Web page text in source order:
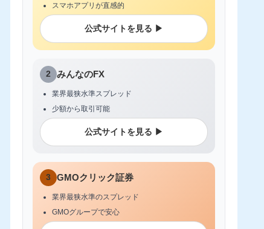
スマホアプリが直感的
公式サイトを見る ▶
2 みんなのFX
業界最狭水準スプレッド
少額から取引可能
公式サイトを見る ▶
3 GMOクリック証券
業界最狭水準のスプレッド
GMOグループで安心